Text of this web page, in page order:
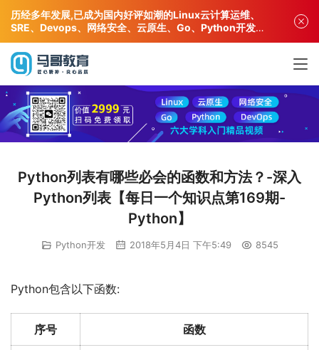
Python列表有哪些必会的函数和方法？-深入
Python列表【每日一个知识点第169期-
Python】
Python开发 2018年5月4日 下午5:49 8545
Python包含以下函数:
序号 函数
历经多年发展,已成为国内好评如潮的Linux云计算运维、
SRE、Devops、网络安全、云原生、Go、Python开发专
业人才培训机构!